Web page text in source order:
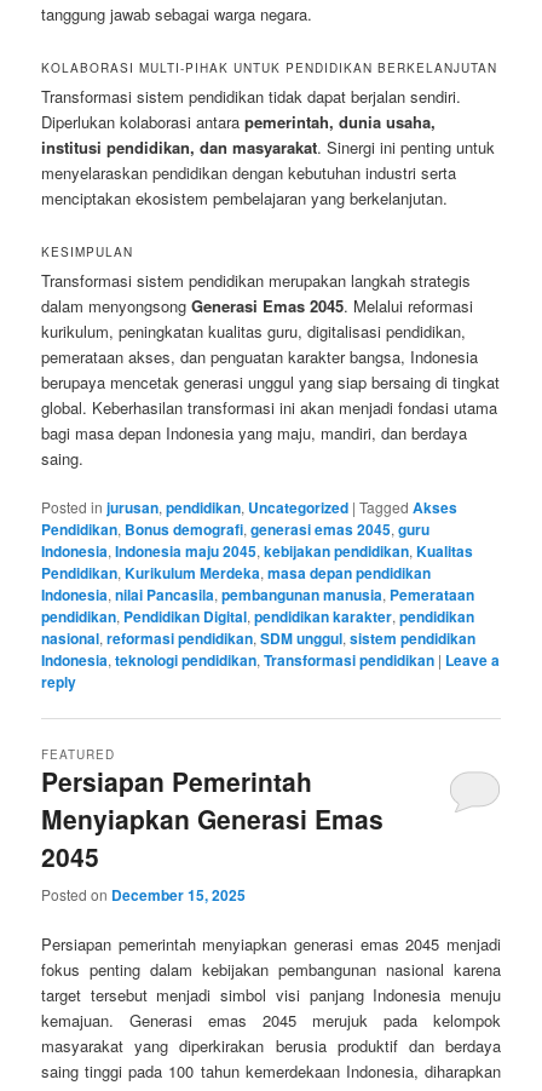
tanggung jawab sebagai warga negara.
KOLABORASI MULTI-PIHAK UNTUK PENDIDIKAN BERKELANJUTAN
Transformasi sistem pendidikan tidak dapat berjalan sendiri.
Diperlukan kolaborasi antarapemerintah, dunia usaha,
institusi pendidikan, dan masyarakat. Sinergi ini penting untuk
menyelaraskan pendidikan dengan kebutuhan industri serta
menciptakan ekosistem pembelajaran yang berkelanjutan.
KESIMPULAN
Transformasi sistem pendidikan merupakan langkah strategis
dalam menyongsongGenerasi Emas 2045. Melalui reformasi
kurikulum, peningkatan kualitas guru, digitalisasi pendidikan,
pemerataan akses, dan penguatan karakter bangsa, Indonesia
berupaya mencetak generasi unggul yang siap bersaing di tingkat
global. Keberhasilan transformasi ini akan menjadi fondasi utama
bagi masa depan Indonesia yang maju, mandiri, dan berdaya
saing.
Posted in jurusan,pendidikan, Uncategorized |Tagged Akses
Pendidikan, Bonus demografi,generasi emas 2045,guru
Indonesia,Indonesia maju 2045,kebijakan pendidikan,Kualitas
Pendidikan,Kurikulum Merdeka,masa depan pendidikan
Indonesia,nilai Pancasila,pembangunan manusia, Pemerataan
pendidikan, Pendidikan Digital,pendidikan karakter,pendidikan
nasional,reformasi pendidikan,SDM unggul,sistem pendidikan
Indonesia,teknologi pendidikan,Transformasi pendidikan | Leave a
reply
Persiapan Pemerintah
Menyiapkan Generasi Emas
2045
FEATURED
Posted on December 15, 2025
Persiapan pemerintah menyiapkan generasi emas 2045 menjadi
fokus penting dalam kebijakan pembangunan nasional karena
target tersebut menjadi simbol visi panjang Indonesia menuju
kemajuan. Generasi emas 2045 merujuk pada kelompok
masyarakat yang diperkirakan berusia produktif dan berdaya
saing tinggi pada 100 tahun kemerdekaan Indonesia, diharapkan